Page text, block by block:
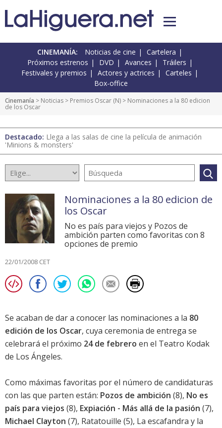
CINEMANÍA: Noticias de cine
Cartelera
Próximos estrenos
DVD Avances
Tráilers
Festivales y premios
Actores y actrices
Carteles
Box-office
Cinemanía > Noticias > Premios Oscar (N) > Nominaciones a la 80 edicion
de los Oscar
Destacado: Llega a las salas de cine la película de animación
'Minions & monsters'
Nominaciones a la 80 edicion de
los Oscar
No es país para viejos y Pozos de
ambición parten como favoritas con 8
opciones de premio
22/01/2008 CET
Se acaban de dar a conocer las nominaciones a la 80
edición de los Oscar, cuya ceremonia de entrega se
celebrará el próximo 24 de febrero en el Teatro Kodak
de Los Ángeles.
Como máximas favoritas por el número de candidaturas
con las que parten están: Pozos de ambición (8), No es
país para viejos (8), Expiación - Más allá de la pasión (7),
Michael Clayton (7), Ratatouille (5), La escafandra y la